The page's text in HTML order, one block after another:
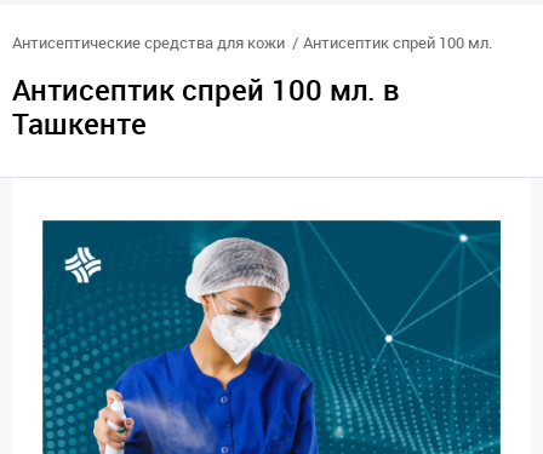
Антисептические средства для кожи Антисептик спрей 100 мл.
Антисептик спрей 100 мл. в
Ташкенте